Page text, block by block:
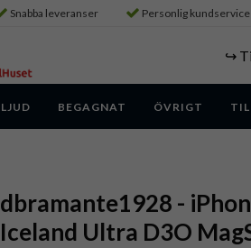
Snabba leveranser Personlig kundservice
↪️
LJUD BEGAGNAT ÖVRIGT
dbramante1928 -
Iceland Ultra D3O